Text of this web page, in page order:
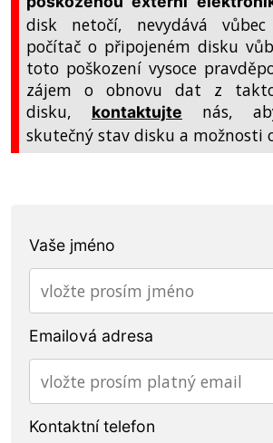
disk netočí, nevydává
počítač o připojeném disku
toto poškození vysoce
zájem o obnovu dat z takto
disku,
kontaktujte
nás,
skutečný stav disku a možnosti
Vaše jméno
Emailová adresa
Kontaktní telefon